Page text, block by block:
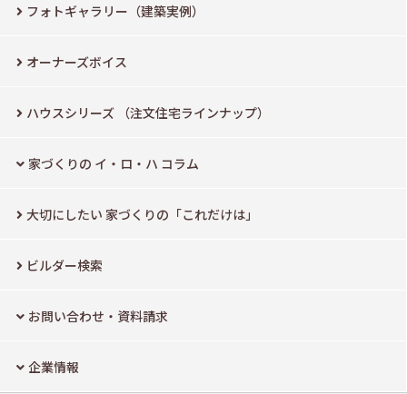
フォトギャラリー（建築実例）
オーナーズボイス
ハウスシリーズ （注文住宅ラインナップ）
家づくりの イ・ロ・ハ コラム
大切にしたい 家づくりの「これだけは」
ビルダー検索
お問い合わせ・資料請求
企業情報